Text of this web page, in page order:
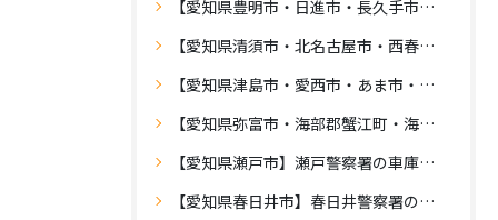
【愛知県豊明市・日進市・長久手市・愛知郡東郷町】愛知警察署の車庫証明
【愛知県清須市・北名古屋市・西春日井郡豊山町】西枇杷島警察署の車庫証明
【愛知県津島市・愛西市・あま市・海部郡大治町】津島警察署の車庫証明
【愛知県弥富市・海部郡蟹江町・海部郡飛島村】蟹江警察署の車庫証明
【愛知県瀬戸市】瀬戸警察署の車庫証明
【愛知県春日井市】春日井警察署の車庫証明